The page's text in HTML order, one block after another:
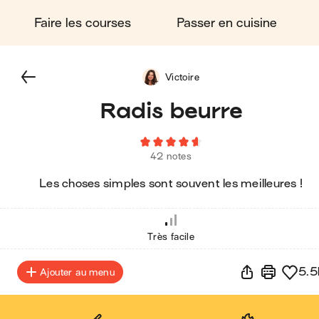
Faire les courses Passer en cuisine
Radis beurre
42 notes
Les choses simples sont souvent les meilleures !
Victoire
Très facile
Ajouter au menu